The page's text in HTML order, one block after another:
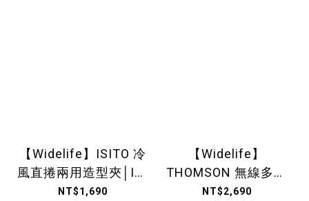
【Widelife】ISITO 冷
風直捲兩用造型夾│IS-
23E06DH
NT$1,690
【Widelife】
THOMSON 無線多功
能織物清洗機│TM-
NT$2,690